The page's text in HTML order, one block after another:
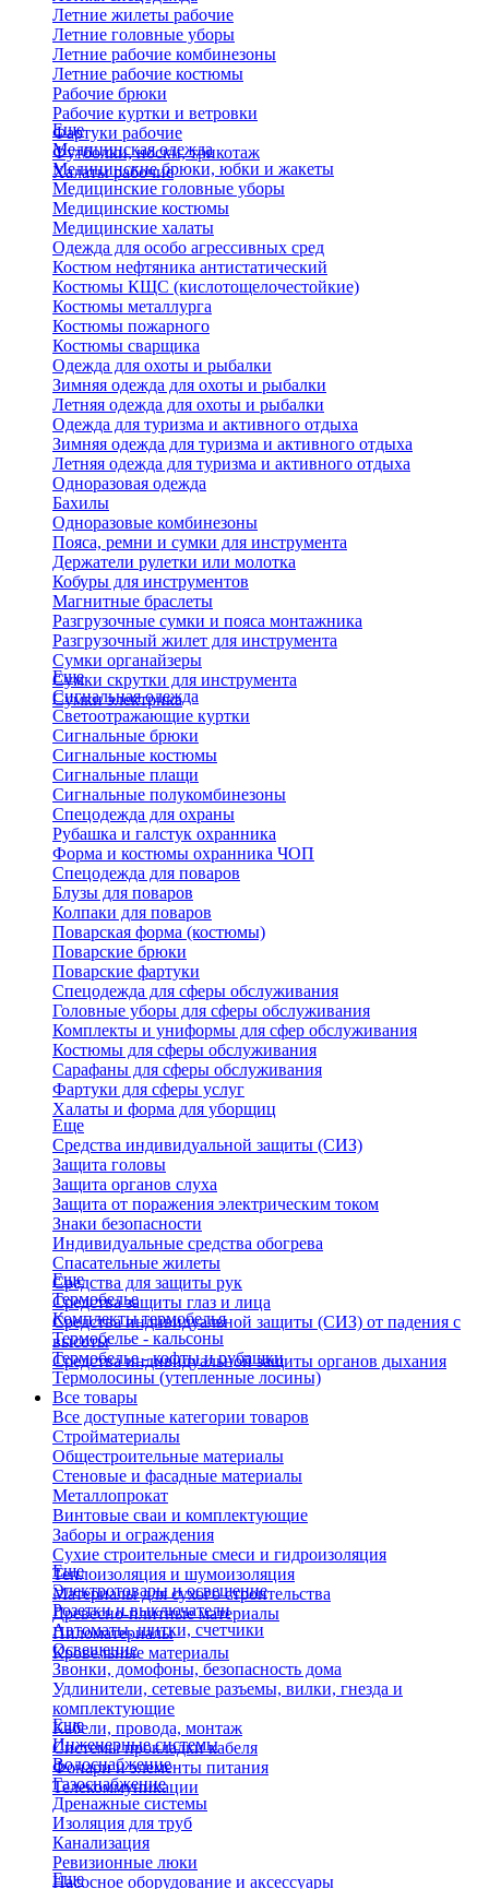
Летние жилеты рабочие
Летние головные уборы
Летние рабочие комбинезоны
Летние рабочие костюмы
Рабочие брюки
Рабочие куртки и ветровки
Фартуки рабочие
Футболки, носки, трикотаж
Халаты рабочие
Еще
Медицинская одежда
Медицинские брюки, юбки и жакеты
Медицинские головные уборы
Медицинские костюмы
Медицинские халаты
Одежда для особо агрессивных сред
Костюм нефтяника антистатический
Костюмы КЩС (кислотощелочестойкие)
Костюмы металлурга
Костюмы пожарного
Костюмы сварщика
Одежда для охоты и рыбалки
Зимняя одежда для охоты и рыбалки
Летняя одежда для охоты и рыбалки
Одежда для туризма и активного отдыха
Зимняя одежда для туризма и активного отдыха
Летняя одежда для туризма и активного отдыха
Одноразовая одежда
Бахилы
Одноразовые комбинезоны
Пояса, ремни и сумки для инструмента
Держатели рулетки или молотка
Кобуры для инструментов
Магнитные браслеты
Разгрузочные сумки и пояса монтажника
Разгрузочный жилет для инструмента
Сумки органайзеры
Сумки скрутки для инструмента
Сумки электрика
Еще
Сигнальная одежда
Светоотражающие куртки
Сигнальные брюки
Сигнальные костюмы
Сигнальные плащи
Сигнальные полукомбинезоны
Спецодежда для охраны
Рубашка и галстук охранника
Форма и костюмы охранника ЧОП
Спецодежда для поваров
Блузы для поваров
Колпаки для поваров
Поварская форма (костюмы)
Поварские брюки
Поварские фартуки
Спецодежда для сферы обслуживания
Головные уборы для сферы обслуживания
Комплекты и униформы для сфер обслуживания
Костюмы для сферы обслуживания
Сарафаны для сферы обслуживания
Фартуки для сферы услуг
Халаты и форма для уборщиц
Еще
Средства индивидуальной защиты (СИЗ)
Защита головы
Защита органов слуха
Защита от поражения электрическим током
Знаки безопасности
Индивидуальные средства обогрева
Спасательные жилеты
Средства для защиты рук
Средства защиты глаз и лица
Средства индивидуальной защиты (СИЗ) от падения с
высоты
Средства индивидуальной защиты органов дыхания
Еще
Термобелье
Комплекты термобелья
Термобелье - кальсоны
Термобелье - кофты и рубашки
Термолосины (утепленные лосины)
Все товары
Все доступные категории товаров
Стройматериалы
Общестроительные материалы
Стеновые и фасадные материалы
Металлопрокат
Винтовые сваи и комплектующие
Заборы и ограждения
Сухие строительные смеси и гидроизоляция
Теплоизоляция и шумоизоляция
Материалы для сухого строительства
Древесно-плитные материалы
Пиломатериалы
Кровельные материалы
Еще
Электротовары и освещение
Розетки и выключатели
Автоматы, щитки, счетчики
Освещение
Звонки, домофоны, безопасность дома
Удлинители, сетевые разъемы, вилки, гнезда и
комплектующие
Кабели, провода, монтаж
Системы прокладки кабеля
Фонари и элементы питания
Телекоммуникации
Еще
Инженерные системы
Водоснабжение
Газоснабжение
Дренажные системы
Изоляция для труб
Канализация
Ревизионные люки
Насосное оборудование и аксессуары
Еще